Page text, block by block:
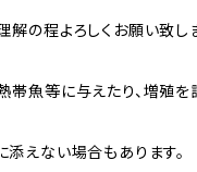
の程よろしくお願い致し
魚等に与えたり、増殖を
えない場合もあります。